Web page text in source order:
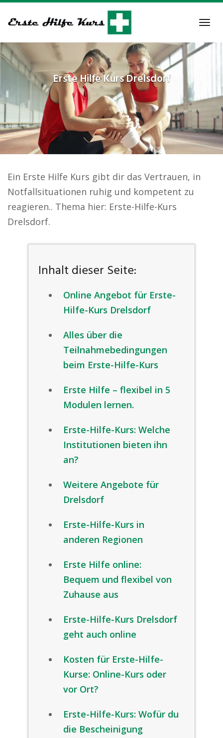
to
content
Erste Hilfe KursDrelsdorf
Ein Erste Hilfe Kurs gibt dir das Vertrauen, in
Notfallsituationen ruhig und kompetent zu
reagieren.. Thema hier: Erste-Hilfe-Kurs
Drelsdorf.
Inhalt dieser Seite:
Online Angebot für Erste-
Hilfe-Kurs Drelsdorf
Alles über die
Teilnahmebedingungen
beim Erste-Hilfe-Kurs
Erste Hilfe – flexibel in 5
Modulen lernen.
Erste-Hilfe-Kurs: Welche
Institutionen bieten ihn
an?
Weitere Angebote für
Drelsdorf
Erste-Hilfe-Kurs in
anderen Regionen
Erste Hilfe online:
Bequem und flexibel von
Zuhause aus
Erste-Hilfe-Kurs Drelsdorf
geht auch online
Kosten für Erste-Hilfe-
Kurse: Online-Kurs oder
vor Ort?
Erste-Hilfe-Kurs: Wofür du
die Bescheinigung